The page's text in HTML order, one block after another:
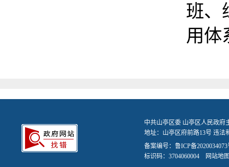
班、
用体
中共山亭区委 山亭区人民政府
地址：山亭区府前路13号 违法
备案编号： 鲁ICP备
标识码：3704060004 网站地